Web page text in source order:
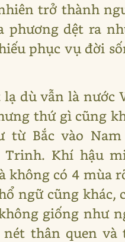
trở thành
phương dệt ra
phục vụ đời
lạ dù vẫn là nước
thứ gì cũng
từ Bắc vào
Trinh. Khí hậu
không có 4 mùa
ngữ cũng khác,
giống như
thân quen và